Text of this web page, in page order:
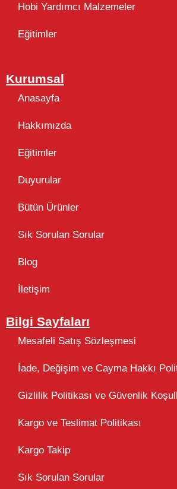
Hobi Yardımcı Malzemeler
Eğitimler
Kurumsal
Anasayfa
Hakkımızda
Eğitimler
Duyurular
Bütün Ürünler
Sık Sorulan Sorular
Blog
İletişim
Bilgi Sayfaları
Mesafeli Satış Sözleşmesi
İade, Değişim ve Cayma Hakkı
Gizlilik Politikası ve Güvenlik
Kargo ve Teslimat Politikası
Kargo Takip
Sık Sorulan Sorular